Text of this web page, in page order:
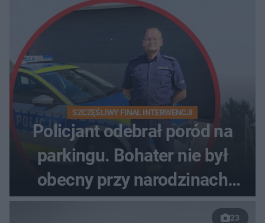
SZCZĘŚLIWY FINAŁ INTERWENCJI
Policjant odebrał poród na
parkingu. Bohater nie był
obecny przy narodzinach
własnych dzieci
23